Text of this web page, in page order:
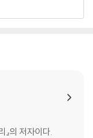
』의 저자이다.